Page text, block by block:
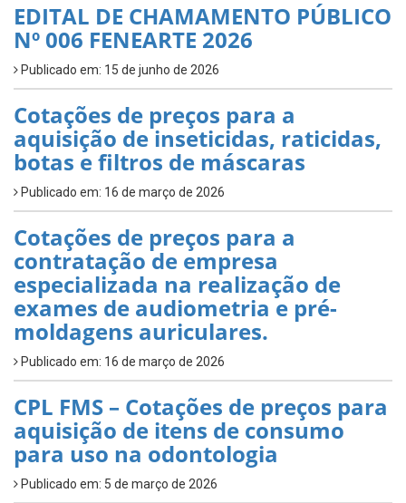
EDITAL DE CHAMAMENTO PÚBLICO
Nº 006 FENEARTE 2026
Publicado em: 15 de junho de 2026
Cotações de preços para a
aquisição de inseticidas, raticidas,
botas e filtros de máscaras
Publicado em: 16 de março de 2026
Cotações de preços para a
contratação de empresa
especializada na realização de
exames de audiometria e pré-
moldagens auriculares.
Publicado em: 16 de março de 2026
CPL FMS – Cotações de preços para
aquisição de itens de consumo
para uso na odontologia
Publicado em: 5 de março de 2026